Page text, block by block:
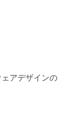
アデザインの